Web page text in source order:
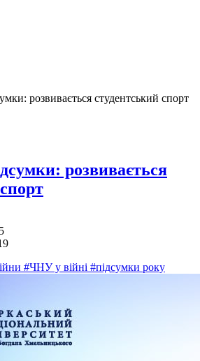
розвивається студентський спорт
розвивається
#ЧНУ у війні #підсумки року